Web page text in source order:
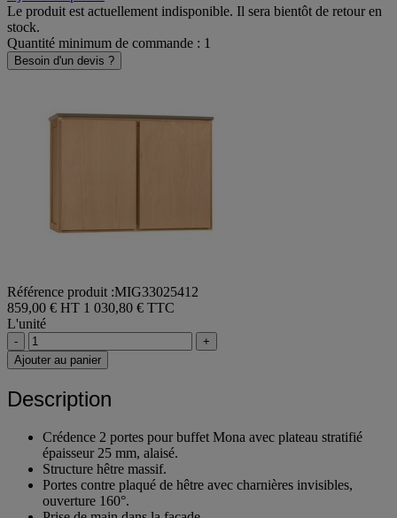
Ajouter au panier
Le produit est actuellement indisponible. Il sera bientôt de retour en
stock.
Quantité minimum de commande : 1
Référence produit :MIG33025412
859,00 € HT
L'unité
-
Description
Crédence 2 portes pour buffet Mona avec plateau stratifié
épaisseur 25 mm, alaisé.
Structure hêtre massif.
Portes contre plaqué de hêtre avec charnières invisibles,
ouverture 160°.